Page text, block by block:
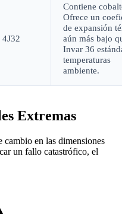
4J32
Contiene
Ofrece un
de expansión
aún más bajo
Invar 36
temperaturas
ambiente.
Extremas
en las dimensiones
un fallo catastrófico, el